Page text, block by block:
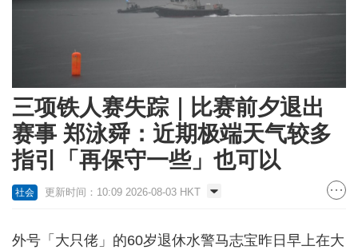
三项铁人赛失踪｜比赛前夕退出
赛事 郑泳舜：近期极端天气较多
指引「再保守一些」也可以
社会 更新时间：10:09 2026-08-03 HKT
外号「大只佬」的60岁退休水警马志宝昨日早上在大